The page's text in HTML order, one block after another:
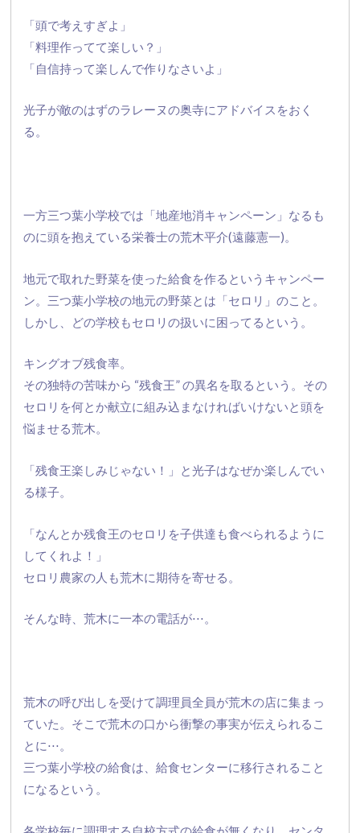
「頭で考えすぎよ」
「料理作ってて楽しい？」
「自信持って楽しんで作りなさいよ」
光子が敵のはずのラレーヌの奥寺にアドバイスをおく
る。
一方三つ葉小学校では「地産地消キャンペーン」 なるも
のに頭を抱えている栄養士の荒木平介(遠藤憲一)。
地元で取れた野菜を使った給食を作るというキャンペー
ン。 三つ葉小学校の地元の野菜とは「セロリ」のこと。
しかし、 どの学校もセロリの扱いに困ってるという。
キングオブ残食率。
その独特の苦味から “残食王” の異名を取るという。 その
セロリを何とか献立に組み込まなければいけないと頭を
悩ませる荒木。
「残食王楽しみじゃない！」と光子はなぜか楽しんでい
る様子。
「なんとか残食王のセロリを子供達も食べられるように
してくれよ！
」
セロリ農家の人も荒木に期待を寄せる。
そんな時、荒木に一本の電話が⋅⋅⋅。
荒木の呼び出しを受けて調理員全員が荒木の店に集まっ
ていた。 そこで荒木の口から衝撃の事実が伝えられるこ
とに⋅⋅⋅。
三つ葉小学校の給食は、給食センターに移行されること
になるという。